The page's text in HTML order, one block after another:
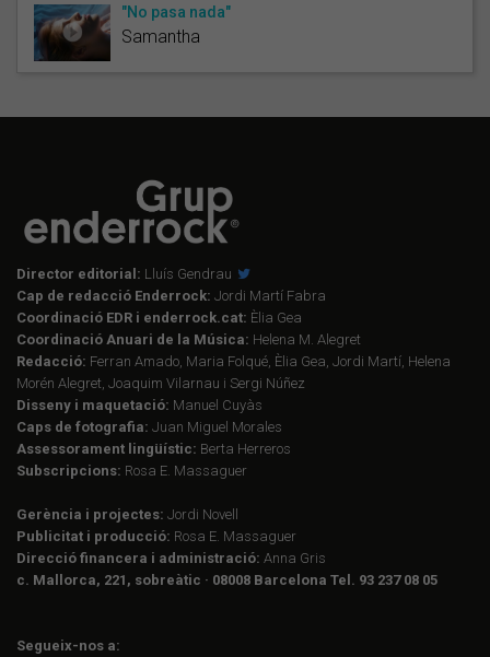
"No pasa nada"
Samantha
Director editorial: Lluís Gendrau
Cap de redacció Enderrock: Jordi Martí Fabra
Coordinació EDR i enderrock.cat: Èlia Gea
Coordinació Anuari de la Música: Helena M. Alegret
Redacció: Ferran Amado, Maria Folqué, Èlia Gea, Jordi Martí, Helena
Morén Alegret, Joaquim Vilarnau i Sergi Núñez
Disseny i maquetació: Manuel Cuyàs
Caps de fotografia: Juan Miguel Morales
Assessorament lingüístic: Berta Herreros
Subscripcions: Rosa E. Massaguer
Gerència i projectes: Jordi Novell
Publicitat i producció: Rosa E. Massaguer
Direcció financera i administració: Anna Gris
c. Mallorca, 221, sobreàtic · 08008 Barcelona Tel. 93 237 08 05
Segueix-nos a: